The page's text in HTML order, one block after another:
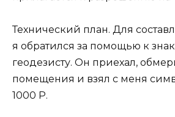
Технический план. Для
я обратился за помощью к
геодезисту. Он приехал,
помещения и взял с меня
1000 Р.